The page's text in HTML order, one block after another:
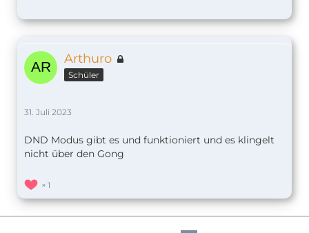
Arthuro
Schüler
31. Juli 2023
DND Modus gibt es und funktioniert und es klingelt
nicht über den Gong
1